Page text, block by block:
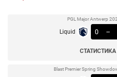
PGL Major Antwerp
Liquid 0 –
Blast Premier Spring